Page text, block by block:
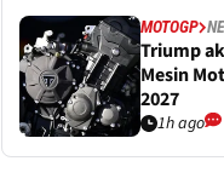
MOTOGP
Triump
Mesin
2027
1h ago